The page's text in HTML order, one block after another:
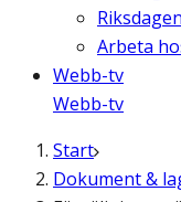
Arbeta
Webb-tv
Webb-tv
Start
Dokument &